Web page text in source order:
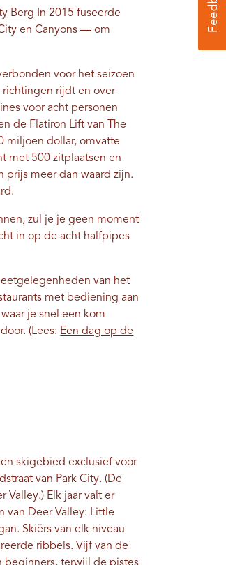
Berg In 2015 fuseerde
en Canyons — om
voor het seizoen
rijdt en over
voor acht personen
de Flatiron Lift van The
miljoen dollar, omvatte
met 500 zitplaatsen en
prijs meer dan waard zijn.
zul je je geen moment
in op de acht halfpipes
van het
met bediening aan
je snel een kom
(Lees: Een dag op de
skigebied exclusief voor
van Park City. (De
Valley.) Elk jaar valt er
Deer Valley: Little
Skiërs van elk niveau
ribbels. Vijf van de